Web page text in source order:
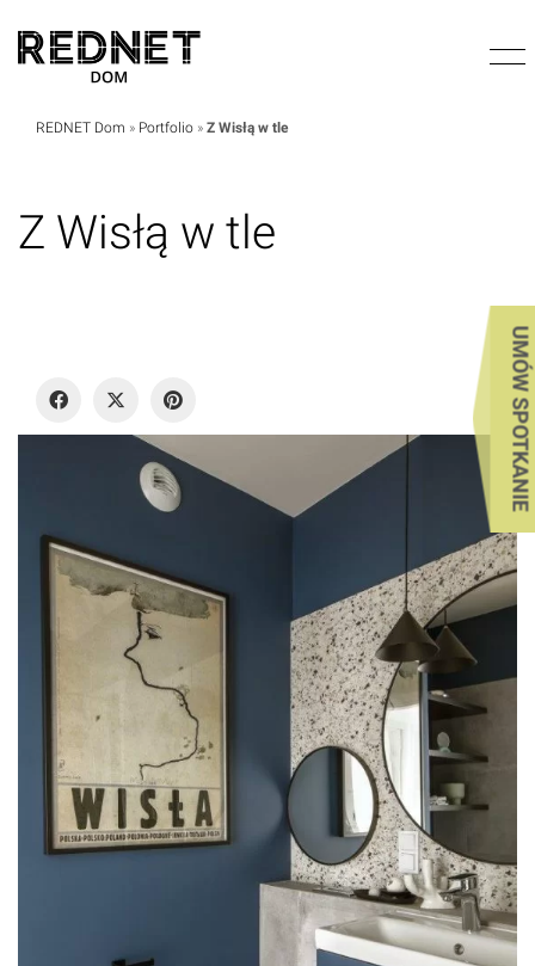
UMÓW SPOTKANIE
REDNET Dom » Portfolio » Z Wisłą w tle
Z Wisłą w tle